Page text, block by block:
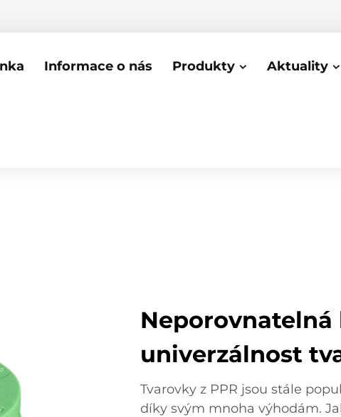
Informace o nás Produkty Aktuality
Neporovnatelná
univerzálnost
Tvarovky z PPR jsou stále
díky svým mnoha výhodám.